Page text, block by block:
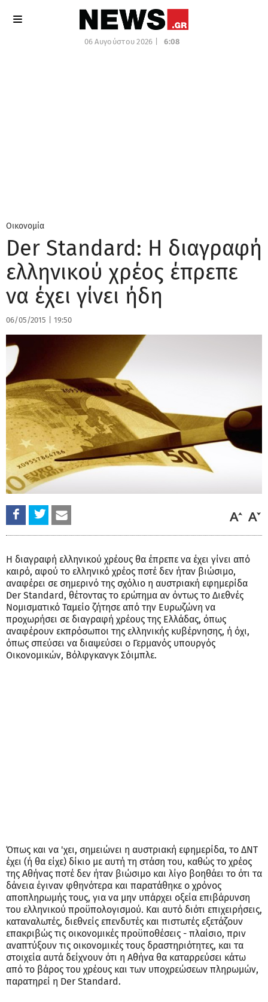
06 Αυγούστου 2026 | 6:08
Οικονομία
Der Standard: Η διαγραφή
ελληνικού χρέος έπρεπε
να έχει γίνει ήδη
06/05/2015 19:50
Η διαγραφή ελληνικού χρέους θα έπρεπε να έχει γίνει από
καιρό, αφού το ελληνικό χρέος ποτέ δεν ήταν βιώσιμο,
αναφέρει σε σημερινό της σχόλιο η αυστριακή εφημερίδα
Der Standard, θέτοντας το ερώτημα αν όντως το Διεθνές
Νομισματικό Ταμείο ζήτησε από την Ευρωζώνη να
προχωρήσει σε διαγραφή χρέους της Ελλάδας, όπως
αναφέρουν εκπρόσωποι της ελληνικής κυβέρνησης, ή όχι,
όπως σπεύσει να διαψεύσει ο Γερμανός υπουργός
Οικονομικών, Βόλφγκανγκ Σόιμπλε.
Όπως και να 'χει, σημειώνει η αυστριακή εφημερίδα, το ΔΝΤ
έχει (ή θα είχε) δίκιο με αυτή τη στάση του, καθώς το χρέος
της Αθήνας ποτέ δεν ήταν βιώσιμο και λίγο βοηθάει το ότι τα
δάνεια έγιναν φθηνότερα και παρατάθηκε ο χρόνος
αποπληρωμής τους, για να μην υπάρχει οξεία επιβάρυνση
του ελληνικού προϋπολογισμού. Και αυτό διότι επιχειρήσεις,
καταναλωτές, διεθνείς επενδυτές και πιστωτές εξετάζουν
επακριβώς τις οικονομικές προϋποθέσεις - πλαίσιο, πριν
αναπτύξουν τις οικονομικές τους δραστηριότητες, και τα
στοιχεία αυτά δείχνουν ότι η Αθήνα θα καταρρεύσει κάτω
από το βάρος του χρέους και των υποχρεώσεων πληρωμών,
παρατηρεί η Der Standard.